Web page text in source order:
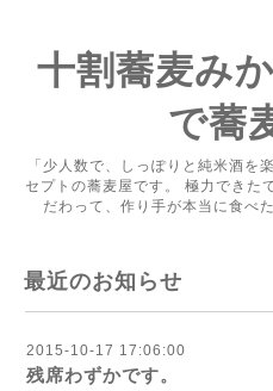
十割蕎麦み
で蕎
「少人数で、しっぽりと純米酒を
セプトの蕎麦屋です。 極力できた
だわって、作り手が本当に食べ
最近のお知らせ
2015-10-17 17:06:00
残席わずかです。